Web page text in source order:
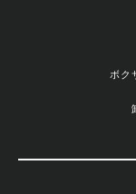
ボク